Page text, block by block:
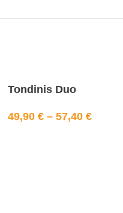
Tondinis Duo
49,90 € – 57,40 €